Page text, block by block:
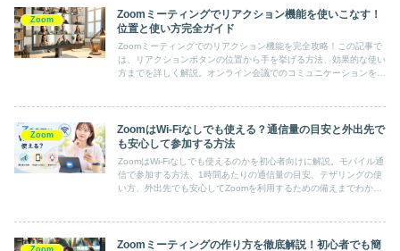
Zoom
Zoomミーティングでリアクション機能を使いこなす！
位置と使い方完全ガイド
Zoomミーティングでのリアクション機能を完全攻略！この記事で
は、リアクションボタンの位置から手を挙げる方法、効果的な使い
方までを詳しく解説。オンライン会議でのコミュニケーションを円
Zoom
ZoomはWi-Fiなしでも使える？通信量の目安と外出先で
も安心して参加する方法
ZoomはWi-Fiなしでも使えるのかを初心者向けに解説。モバイル通
信で参加する方法、1時間あたりの通信量の目安、テザリングの使
い方、外出先でも安心してZoomを利用するための備えまでわかり
Zoomミーティングの作り方を徹底解説！初心者でも簡